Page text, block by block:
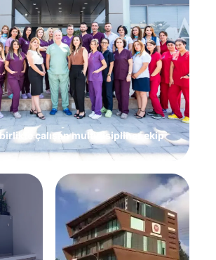
çalışan multidisipliner ekip